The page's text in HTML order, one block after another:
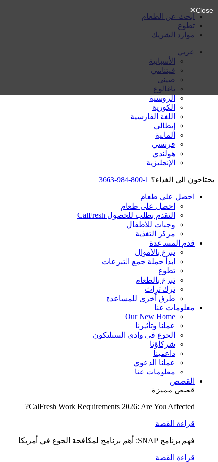
ابحث عن الطعام
تطوع
موارد الشريك
عربي
الأسبانية
فيتنامي
صينى
تاغالوغ
الروسية
الكورية
اللغة الفارسية
إيطالي
ألمانية
فرنسي
هولندي
الإنجليزية
يحتاجون الى الغذاء؟ 1-800-984-3663
احصل على طعام
احصل على طعام
التقدم بطلب للحصول CalFresh
وجبات للأطفال
مركز التغذية
قدم المساعدة
تبرع بالأموال
ابدأ حملة جمع التبرعات
تطوع
تبرع بالطعام
ترك تراث
طرق أخرى للمساعدة
معلومات عنا
Our New Home
عملنا وتأثيرنا
الجوع في وادي السيليكون
شركاؤنا
داعمينا
عملنا الدعوي
معلومات عنا
القصص
قصص مميزة
CalFresh Work Requirements 2026: Are You Affected?
قراءة القصة
فهم برنامج SNAP: أهم برنامج لمكافحة الجوع في أمريكا
قراءة القصة